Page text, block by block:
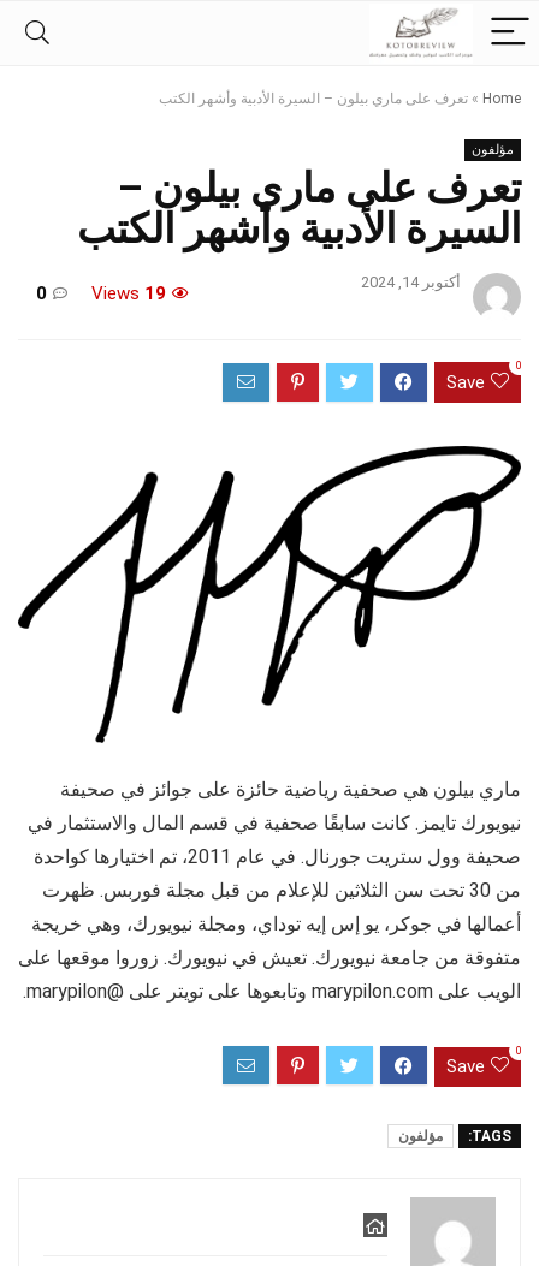
Home
» تعرف على ماري بيلون – السيرة الأدبية وأشهر الكتب
مؤلفون
تعرف على ماري بيلون –
السيرة الأدبية وأشهر الكتب
أكتوبر 14, 2024
19
0
Save
0
ماري بيلون هي صحفية رياضية حائزة على جوائز في صحيفة
نيويورك تايمز. كانت سابقًا صحفية في قسم المال والاستثمار في
صحيفة وول ستريت جورنال. في عام 2011، تم اختيارها كواحدة
من 30 تحت سن الثلاثين للإعلام من قبل مجلة فوربس. ظهرت
أعمالها في جوكر، يو إس إيه توداي، ومجلة نيويورك، وهي خريجة
متفوقة من جامعة نيويورك. تعيش في نيويورك. زوروا موقعها على
الويب على marypilon.com وتابعوها على تويتر على @marypilon.
Save
0
TAGS: مؤلفون